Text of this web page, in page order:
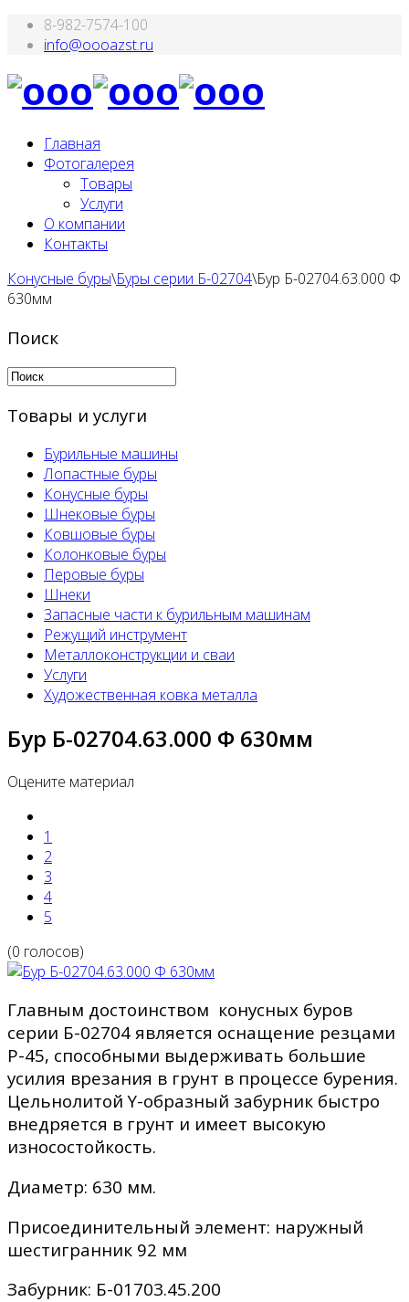
8-982-7574-100
Главная
Фотогалерея
Товары
Услуги
О компании
Контакты
Конусные буры\Буры серии Б-02704\Бур Б-02704.63.000 Ф
630мм
Поиск
Товары и услуги
Бурильные машины
Лопастные буры
Конусные буры
Шнековые буры
Ковшовые буры
Колонковые буры
Перовые буры
Шнеки
Запасные части к бурильным машинам
Режущий инструмент
Металлоконструкции и сваи
Услуги
Художественная ковка металла
Бур Б-02704.63.000 Ф 630мм
Оцените материал
1
2
3
4
5
(0 голосов)
Главным достоинством конусных буров
серии Б-02704 является оснащение резцами
Р-45, способными выдерживать большие
усилия врезания в грунт в процессе бурения.
Цельнолитой Y-образный забурник быстро
внедряется в грунт и имеет высокую
износостойкость.
Диаметр: 630 мм.
Присоединительный элемент: наружный
шестигранник 92 мм
Забурник: Б-01703.45.200